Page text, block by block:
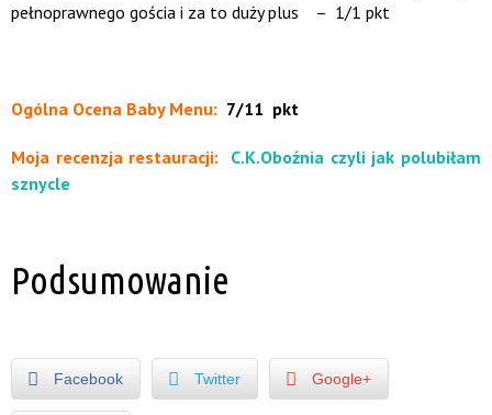
pełnoprawnego gościa i za to duży plus – 1/1 pkt
Ogólna Ocena Baby Menu: 7/11 pkt
Moja recenzja restauracji:
C.K.Oboźnia czyli jak polubiłam
sznycle
Podsumowanie
Facebook Twitter Google+